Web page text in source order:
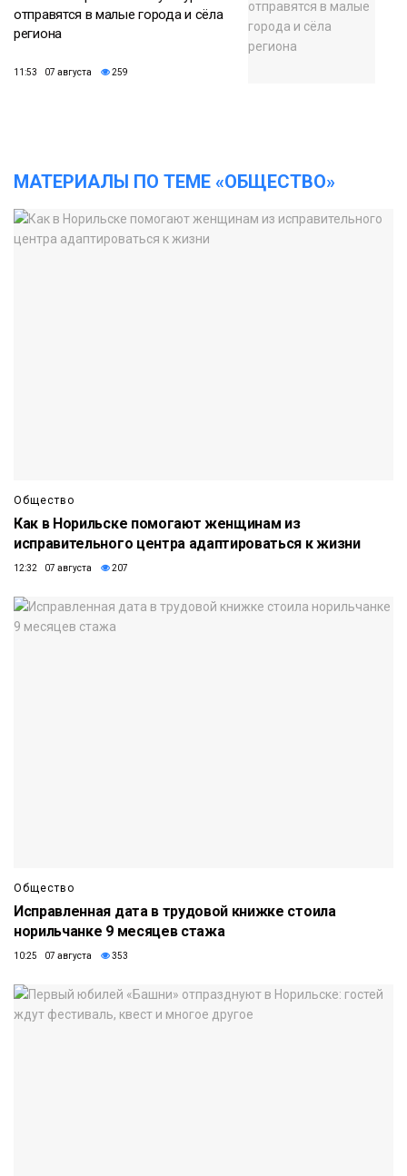
отправятся в малые города и сёла
региона
11:53 07 августа 259
МАТЕРИАЛЫ ПО ТЕМЕ «ОБЩЕСТВО»
Общество
Как в Норильске помогают женщинам из
исправительного центра адаптироваться к жизни
12:32 07 августа 207
Общество
Исправленная дата в трудовой книжке стоила
норильчанке 9 месяцев стажа
10:25 07 августа 353